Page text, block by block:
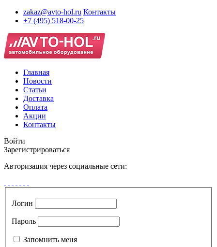
zakaz@avto-hol.ru Контакты
+7 (495) 518-00-25
Главная
Новости
Статьи
Доставка
Оплата
Акции
Контакты
Войти
Зарегистрироваться
Авторизация через социальные сети:
Логин
Пароль
Запомнить меня